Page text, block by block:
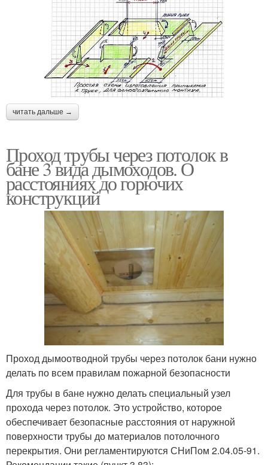
читать дальше →
Проход трубы через потолок в
бане 3 вида дымоходов. О
расстояниях до горючих
конструкций
Проход дымоотводной трубы через потолок бани нужно
делать по всем правилам пожарной безопасности
Для трубы в бане нужно делать специальный узел
прохода через потолок. Это устройство, которое
обеспечивает безопасные расстояния от наружной
поверхности трубы до материалов потолочного
перекрытия. Они регламентируются СНиПом 2.04.05-91.